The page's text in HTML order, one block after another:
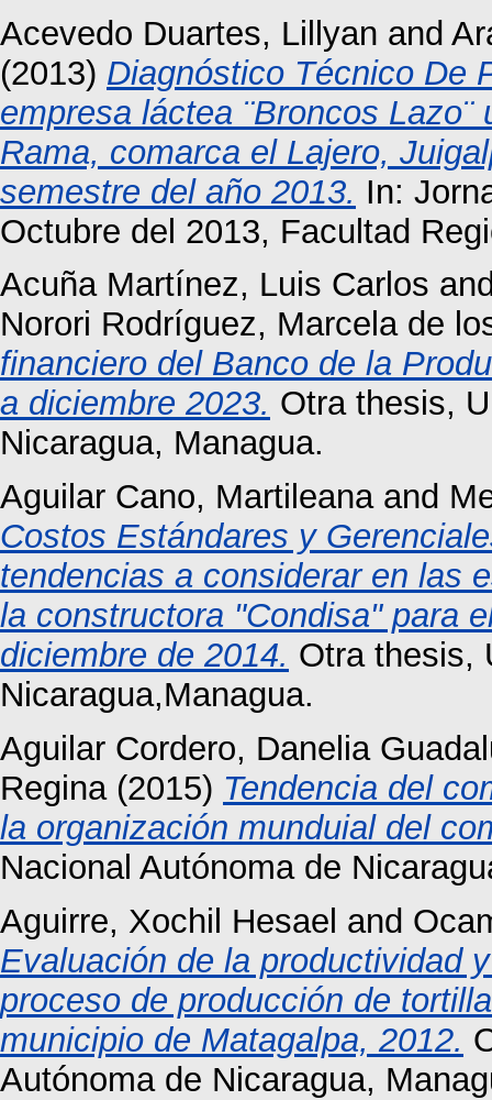
Acevedo Duartes, Lillyan and
(2013) Diagnóstico Técnico De
empresa láctea ¨Broncos
Rama, comarca el Lajero,
semestre del año 2013. In:
Octubre del 2013, Facultad
Acuña Martínez, Luis Carlos
Norori Rodríguez, Marcela de
financiero del Banco de la
a diciembre 2023. Otra thesis,
Nicaragua, Managua.
Aguilar Cano, Martileanaand
Costos Estándares y
tendencias a considerar en las
la constructora "Condisa" para
diciembre de 2014. Otra thesis,
Nicaragua,Managua.
Aguilar Cordero, Danelia
Regina(2015) Tendencia del
la organización munduial del
Nacional Autónoma de
Aguirre, Xochil Hesael and
Evaluación de la productividad
proceso de producción de
municipio de Matagalpa, 2012.
Autónoma de Nicaragua,